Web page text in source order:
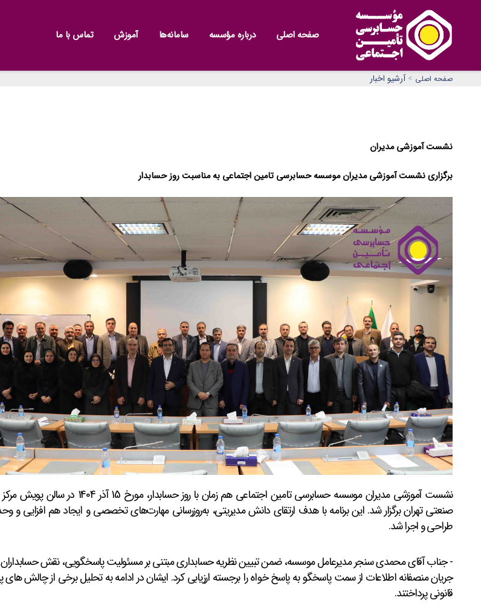
صفحه اصلی درباره مؤسسه سامانه‌ها آموزش تماس با ما
صفحه اصلی > آرشیو اخبار
نشست آموزشی مدیران
برگزاری نشست آموزشی مدیران موسسه حسابرسی تامین اجتماعی به مناسبت روز حسابدار
نشست آموزشی مدیران موسسه حسابرسی تامین اجتماعی
صنعتی تهران برگزار شد. این برنامه با هدف ارتقای دانش مدیریتی، به‌روزرسانی مهارت‌های تخصصی و ایجاد هم افزایی و
طراحی و اجرا شد.
- جناب آقای محمدی سنجر مدیرعامل موسسه، ضمن تبیین نظریه حسابداری مبتنی بر مسئولیت پاسخگویی، نقش حسابداران
جریان منصفانه اطلاعات از سمت پاسخگو به پاسخ خواه را برجسته ارزیابی کرد. ایشان در ادامه به تحلیل برخی از چالش
قانونی پرداختند.